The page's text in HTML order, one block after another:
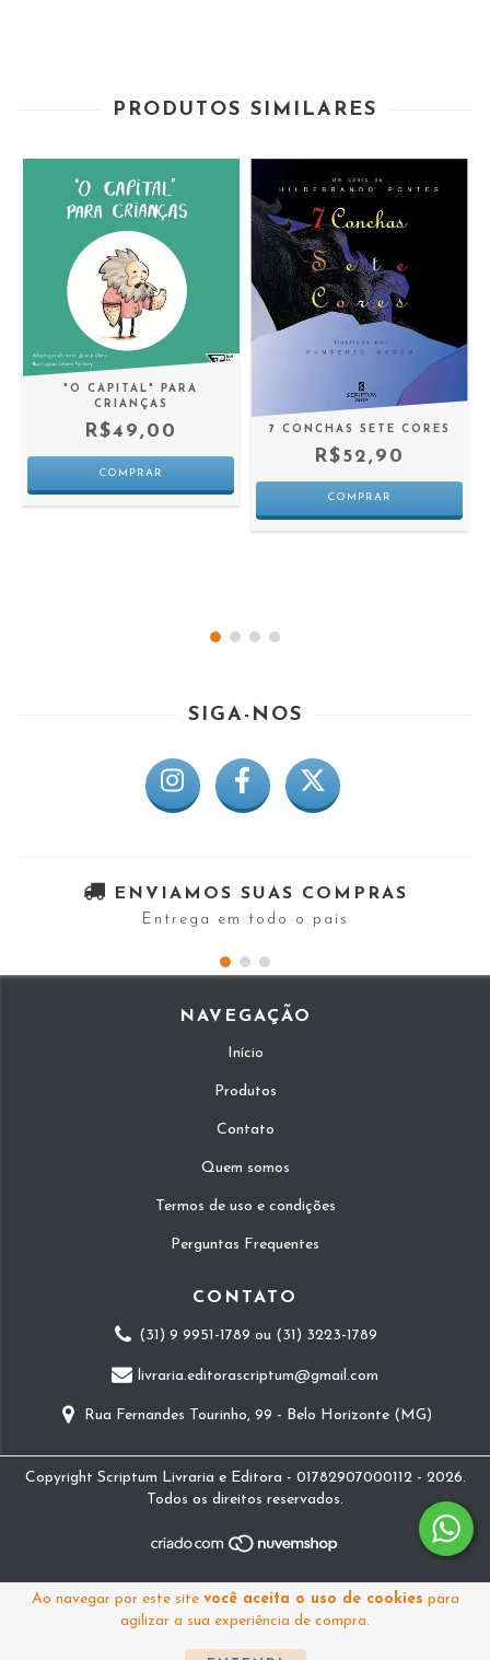
Ao navegar por este site você aceita o uso de cookies para
agilizar a sua experiência de compra.
PRODUTOS SIMILARES
"O CAPITAL" PARA
CRIANÇAS
R$49,00 7 CONCHAS SETE CORES
R$52,90
SIGA-NOS
ENVIAMOS SUAS COMPRAS
Entrega em todo o país
NAVEGAÇÃO
Início
Produtos
Contato
Quem somos
Termos de uso e condições
Perguntas Frequentes
CONTATO
(31) 9 9951-1789 ou (31) 3223-1789
livraria.editorascriptum@gmail.com
Rua Fernandes Tourinho, 99 - Belo Horizonte (MG)
Copyright Scriptum Livraria e Editora - 01782907000112 - 2026.
Todos os direitos reservados.